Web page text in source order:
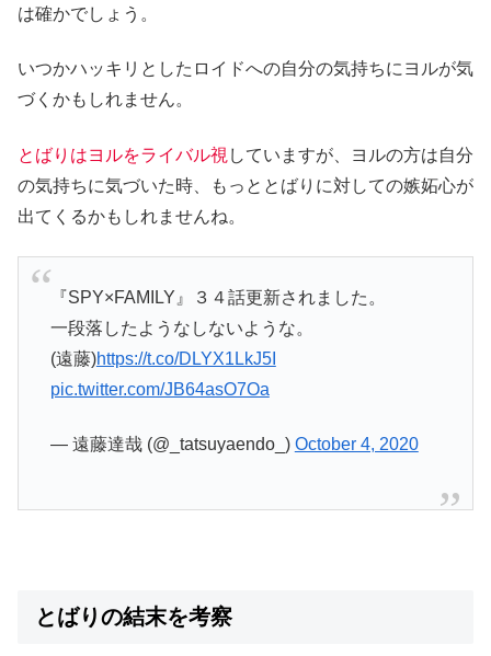
は確かでしょう。
いつかハッキリとしたロイドへの自分の気持ちにヨルが気
づくかもしれません。
とばりはヨルをライバル視 していますが、ヨルの方は自分
の気持ちに気づいた時、もっととばりに対しての嫉妬心が
出てくるかもしれませんね。
『SPY×FAMILY』３４話更新されました。
一段落したようなしないような。
(遠藤)https://t.co/DLYX1LkJ5I
pic.twitter.com/JB64asO7Oa
— 遠藤達哉 (@_tatsuyaendo_) October 4, 2020
とばりの結末を考察